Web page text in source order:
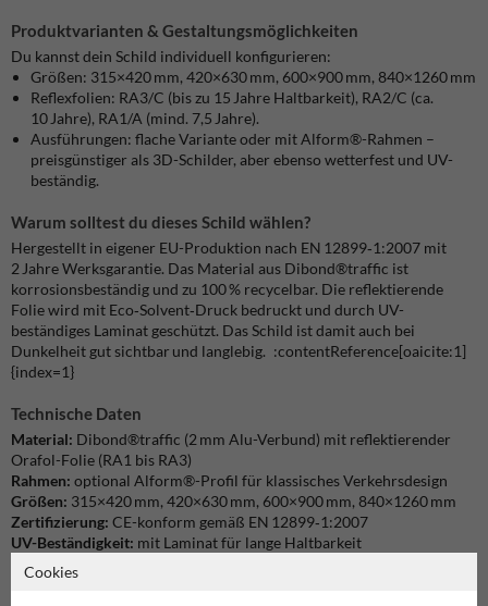
Produktvarianten & Gestaltungsmöglichkeiten
Du kannst dein Schild individuell konfigurieren:
Größen: 315×420 mm, 420×630 mm, 600×900 mm, 840×1260 mm
Reflexfolien: RA3/C (bis zu 15 Jahre Haltbarkeit), RA2/C (ca.
10 Jahre), RA1/A (mind. 7,5 Jahre).
Ausführungen: flache Variante oder mit Alform®-Rahmen –
preisgünstiger als 3D-Schilder, aber ebenso wetterfest und UV-
beständig.
Warum solltest du dieses Schild wählen?
Hergestellt in eigener EU-Produktion nach EN 12899‑1:2007 mit
2 Jahre Werksgarantie. Das Material aus Dibond®traffic ist
korrosionsbeständig und zu 100 % recycelbar. Die reflektierende
Folie wird mit Eco‑Solvent‑Druck bedruckt und durch UV-
beständiges Laminat geschützt. Das Schild ist damit auch bei
Dunkelheit gut sichtbar und langlebig. :contentReference[oaicite:1]
{index=1}
Technische Daten
Material: Dibond®traffic (2 mm Alu-Verbund) mit reflektierender
Orafol-Folie (RA1 bis RA3)
Rahmen: optional Alform®-Profil für klassisches Verkehrsdesign
Größen: 315×420 mm, 420×630 mm, 600×900 mm, 840×1260 mm
Zertifizierung: CE-konform gemäß EN 12899‑1:2007
UV-Beständigkeit: mit Laminat für lange Haltbarkeit
Recyclingfähig:
produziert
Cookies